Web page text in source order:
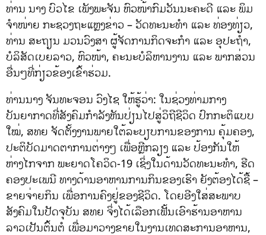
ທ່ານ ນາງ ບົວໄຂ ເພັງພະຈັນ ຫົວໜ້າກົມວັນນະຄະດີ ແລະ ພິມ
ຈໍາໜ່າຍ ກະຊວງຖະແຫຼງຂ່າວ – ວັດທະນະທໍາ ແລະ ທ່ອງທ່ຽວ,
ທ່ານ ສະຖຽນ ມວນວົງສາ ຜູ້ຈັດການກິດຈະກໍາ ແລະ ອຸປະຖໍາ,
ບໍລິສັດເບຍລາວ, ຫົວໜ້າ, ຄະນະບໍລິຫານງານ ແລະ ພາກສ່ວນ
ອື່ນໆທີ່ກ່ຽວຂ້ອງເຂົ້າຮ່ວມ.
ທ່ານນາງ ຈັນທະຈອນ ວົງໄຊ ໃຫ້ຮູ້ວ່າ: ໃນຊ່ວງທ່າມກາງ
ບັນຍາກາດທີ່ສັງຄົມກໍາລັງຫັນປ່ຽນໄປສູ່ວິຖີຊີວິດ ປົກກະຕິແບບ
ໃໝ່, ສທຍ ຈັດຕັ້ງງານພາຍໃຕ້ລະບຽບການຂອງການ ຄຸ້ມຄອງ,
ປະຕິບັດມາດຕາການຕ່າງໆ ເພື່ອຫຼີກລຽງ ແລະ ປ້ອງກັນໃຫ້
ຫ່າງໄກຈາກ ພະຍາດໂຄວິດ-19 ເຊິ່ງໃນດ້ານວັດທະນະທໍາ, ຮີດ
ຄອງປະເພນີ ທາງດ້ານອາຫານການກິນຂອງເຮົາ ຍັງຕ້ອງໄດ້ຊື້ –
ຂາຍຈ່າຍກິນ ເພື່ອການຄົງຢູ່ຂອງຊີວິດ. ໂດຍອີງໃສ່ສະພາບ
ສັງຄົມໃນປັດຈຸບັນ ສທຍ ຈິ່ງໄດ້ເລືອກເຟັ້ນເອົາຮ້ານອາຫານ
ລາວເປັນຕົ້ນຕໍ ເພື່ອມາວາງຂາຍໃນງານເທດສະການອາຫານ,